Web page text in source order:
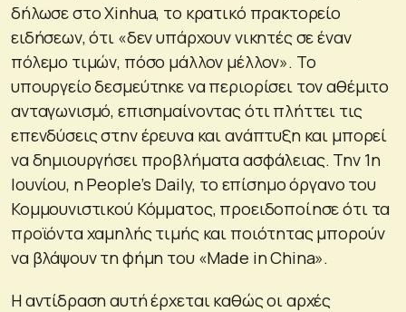
δήλωσε στο Xinhua, το κρατικό πρακτορείο
ειδήσεων, ότι «δεν υπάρχουν νικητές σε έναν
πόλεμο τιμών, πόσο μάλλον μέλλον». Το
υπουργείο δεσμεύτηκε να περιορίσει τον αθέμιτο
ανταγωνισμό, επισημαίνοντας ότι πλήττει τις
επενδύσεις στην έρευνα και ανάπτυξη και μπορεί
να δημιουργήσει προβλήματα ασφάλειας. Την 1η
Ιουνίου, η People’s Daily, το επίσημο όργανο του
Κομμουνιστικού Κόμματος, προειδοποίησε ότι τα
προϊόντα χαμηλής τιμής και ποιότητας μπορούν
να βλάψουν τη φήμη του «Made in China».
Η αντίδραση αυτή έρχεται καθώς οι αρχές